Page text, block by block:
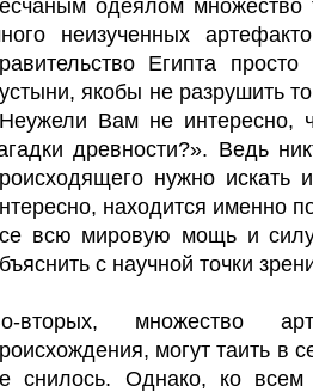
одеялом множество
неизученных
Египта
якобы не разрушить
Вам не интересно,
древности?». Ведь
нужно
находится именно
всю мировую мощь и
с научной точки
вторых, множество
могут таить в
снилось. Однако, ко